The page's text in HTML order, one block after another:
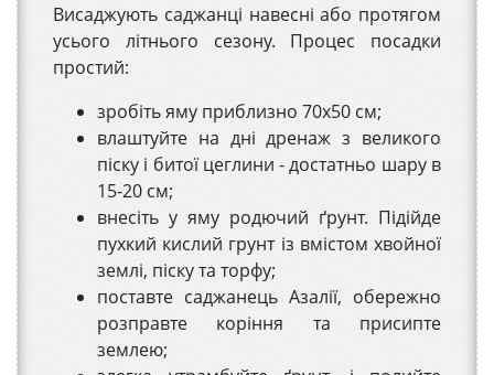
Висаджують саджанці навесні або протягом
усього літнього сезону. Процес посадки
простий:
зробіть яму приблизно 70х50 см;
влаштуйте на дні дренаж з великого
піску і битої цеглини - достатньо шару в
15-20 см;
внесіть у яму родючий ґрунт. Підійде
пухкий кислий грунт із вмістом хвойної
землі, піску та торфу;
поставте саджанець Азалії, обережно
розправте коріння та присипте
землею;